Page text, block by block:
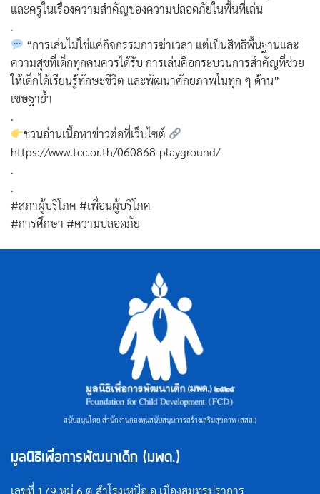
และครูในเรื่องความสำคัญของความปลอดภัยในพื้นที่เล่น
.
“การเล่นไม่ใช่แค่กิจกรรมการฆ่าเวลา แต่เป็นสิทธิพื้นฐานและ
ความสุขที่เด็กทุกคนควรได้รับ การเล่นคือกระบวนการสำคัญที่ช่วย
ให้เด็กได้เรียนรู้ทักษะชีวิต และพัฒนาศักยภาพในทุก ๆ ด้าน”
เชษฐาย้ำ
.
ชวนอ่านเนื้อหาข่าวต่อที่เว็บไซต์
https://www.tcc.or.th/060868-playground/
.
.
#สภาผู้บริโภค #เพื่อนผู้บริโภค
#การศึกษา #ความปลอดภัย
สนับสนุนโดย สำนักงานกองทุนสนับสนุนการสร้างเสริมสุขภาพ (สสส.)
มูลนิธิเพื่อการพัฒนาเด็ก (มพด.)
เลขที่ 179 หมู่ 6 ต.สำโรงเหนือ อ.เมืองสมุทรปราการ